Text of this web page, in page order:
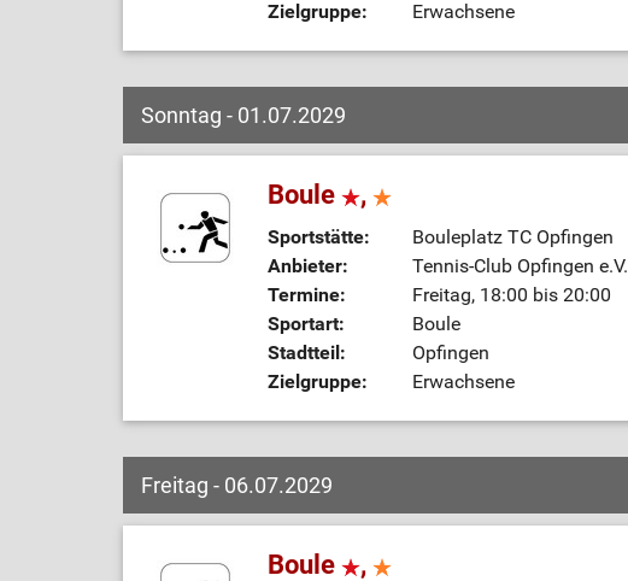
Zielgruppe:
Erwachsene
Sonntag - 01.07.2029
Boule ,
Sportstätte:
Bouleplatz TC Opfingen
Anbieter:
Tennis-Club Opfingen e.V.
Termine:
Freitag, 18:00 bis 20:00
Sportart:
Boule
Stadtteil:
Opfingen
Zielgruppe:
Erwachsene
Freitag - 06.07.2029
Boule ,